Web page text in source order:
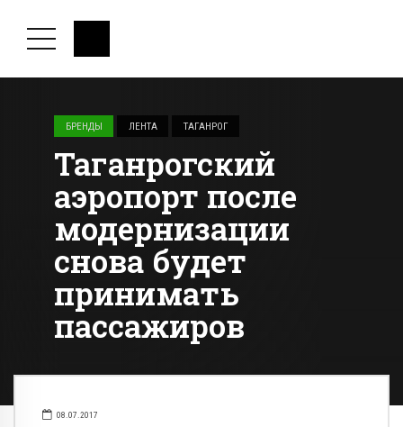
БРЕНДЫ ЛЕНТА ТАГАНРОГ
Таганрогский
аэропорт после
модернизации
снова будет
принимать
пассажиров
08.07.2017